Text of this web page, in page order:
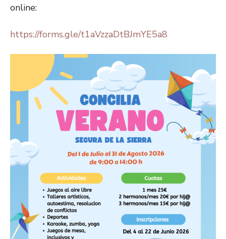
online:
https://forms.gle/t1aVzzaDtBJmYE5a8